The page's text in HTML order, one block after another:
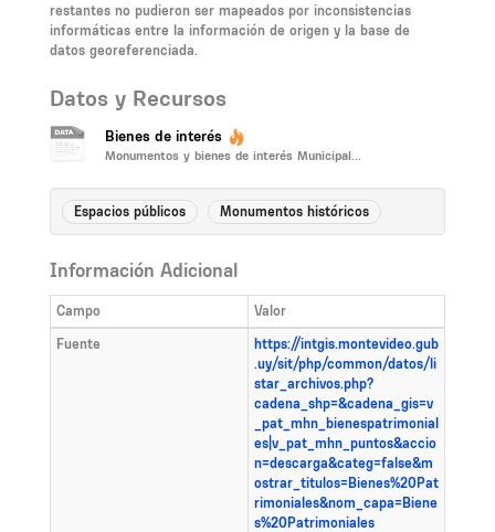
restantes no pudieron ser mapeados por inconsistencias
informáticas entre la información de origen y la base de
datos georeferenciada.
Datos y Recursos
Bienes de interés
Monumentos y bienes de interés Municipal...
Espacios públicos Monumentos históricos
Información Adicional
Campo
Valor
Fuente
https://intgis.montevideo.gub
.uy/sit/php/common/datos/li
star_archivos.php?
cadena_shp=&cadena_gis=v
_pat_mhn_bienespatrimonial
es|v_pat_mhn_puntos&accio
n=descarga&categ=false&m
ostrar_titulos=Bienes%20Pat
rimoniales&nom_capa=Biene
s%20Patrimoniales